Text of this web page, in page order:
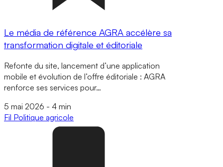
Le média de référence AGRA accélère sa
transformation digitale et éditoriale
Refonte du site, lancement d’une application
mobile et évolution de l’offre éditoriale : AGRA
renforce ses services pour…
5 mai 2026 - 4 min
Fil Politique agricole